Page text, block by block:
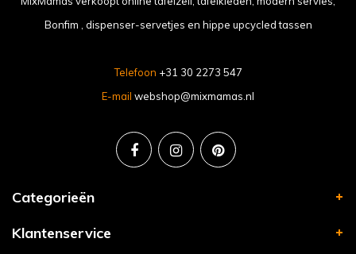
Bonfim , dispenser-servetjes en hippe upcycled tassen
Telefoon +31 30 2273 547
E-mail webshop@mixmamas.nl
Categorieën
Klantenservice